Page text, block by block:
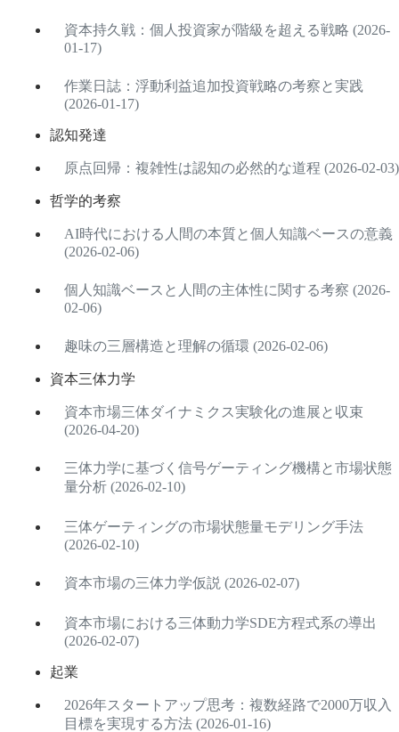
資本持久戦：個人投資家が階級を超える戦略 (2026-
01-17)
作業日誌：浮動利益追加投資戦略の考察と実践
(2026-01-17)
認知発達
原点回帰：複雑性は認知の必然的な道程 (2026-02-03)
哲学的考察
AI時代における人間の本質と個人知識ベースの意義
(2026-02-06)
個人知識ベースと人間の主体性に関する考察 (2026-
02-06)
趣味の三層構造と理解の循環 (2026-02-06)
資本三体力学
資本市場三体ダイナミクス実験化の進展と収束
(2026-04-20)
三体力学に基づく信号ゲーティング機構と市場状態
量分析 (2026-02-10)
三体ゲーティングの市場状態量モデリング手法
(2026-02-10)
資本市場の三体力学仮説 (2026-02-07)
資本市場における三体動力学SDE方程式系の導出
(2026-02-07)
起業
2026年スタートアップ思考：複数経路で2000万収入
目標を実現する方法 (2026-01-16)